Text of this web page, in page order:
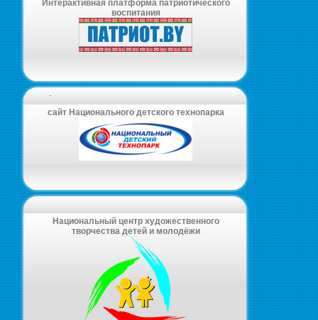
Интерактивная платформа патриотического
воспитания
-
сайт Национального детского технопарка
Национальный центр художественного
творчества детей и молодёжи